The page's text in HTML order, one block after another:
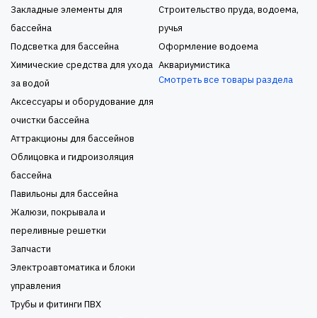
Закладные элементы для
бассейна
Подсветка для бассейна
Химические средства для ухода
за водой
Аксессуары и оборудование для
очистки бассейна
Аттракционы для бассейнов
Облицовка и гидроизоляция
бассейна
Павильоны для бассейна
Жалюзи, покрывала и
переливные решетки
Запчасти
Электроавтоматика и блоки
управления
Трубы и фитинги ПВХ
Строительство пруда, водоема,
ручья
Оформление водоема
Аквариумистика
Смотреть все товары раздела